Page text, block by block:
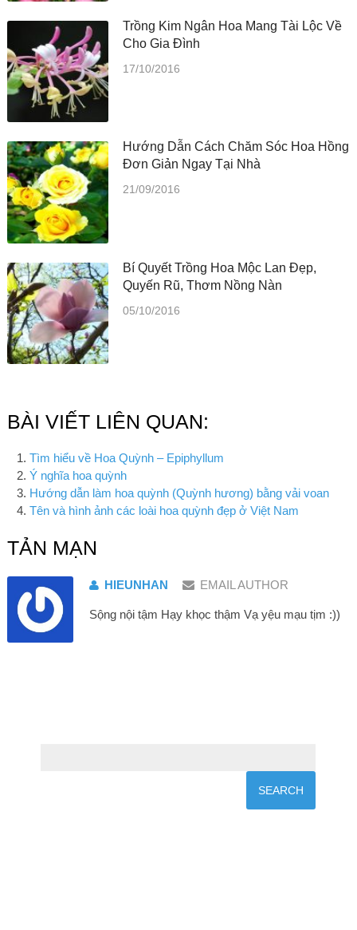
Trồng Kim Ngân Hoa Mang Tài Lộc Về
Cho Gia Đình
17/10/2016
Hướng Dẫn Cách Chăm Sóc Hoa Hồng
Đơn Giản Ngay Tại Nhà
21/09/2016
Bí Quyết Trồng Hoa Mộc Lan Đẹp,
Quyến Rũ, Thơm Nồng Nàn
05/10/2016
BÀI VIẾT LIÊN QUAN:
Tìm hiểu về Hoa Quỳnh – Epiphyllum
Ý nghĩa hoa quỳnh
Hướng dẫn làm hoa quỳnh (Quỳnh hương) bằng vải voan
Tên và hình ảnh các loài hoa quỳnh đẹp ở Việt Nam
TẢN MẠN
HIEUNHAN EMAIL AUTHOR
Sộng nội tậm Hạy khọc thậm Vạ yệu mạu tịm :))